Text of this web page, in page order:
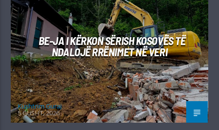
BE-JA I KËRKON SËRISH KOSOVËS TË
NDALOJË RRËNIMET NË VERI
Kushtrim Guraj
5 GUSHT, 2026